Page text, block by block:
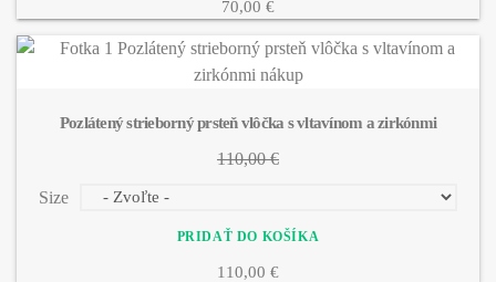
70,00 €
Pozlátený strieborný prsteň vlôčka s vltavínom a zirkónmi
110,00 €
Size
110,00 €